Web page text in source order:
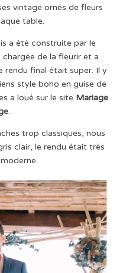
vintage ornés de fleurs
table.
a été construite par le
chargée de la fleurir et a
rendu final était super. Il y
style boho en guise de
a loué sur le site Mariage
.
trop classiques, nous
clair, le rendu était très